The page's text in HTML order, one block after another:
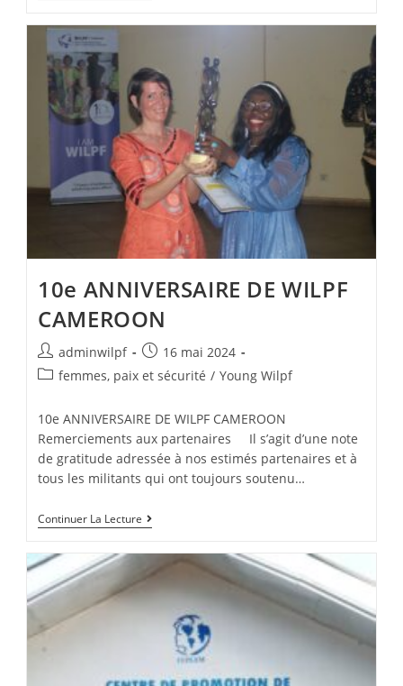
10e ANNIVERSAIRE DE WILPF
CAMEROON
adminwilpf
16 mai 2024
femmes, paix et sécurité / Young Wilpf
10e ANNIVERSAIRE DE WILPF CAMEROON
Remerciements aux partenaires Il s’agit d’une note
de gratitude adressée à nos estimés partenaires et à
tous les militants qui ont toujours soutenu…
Continuer La Lecture